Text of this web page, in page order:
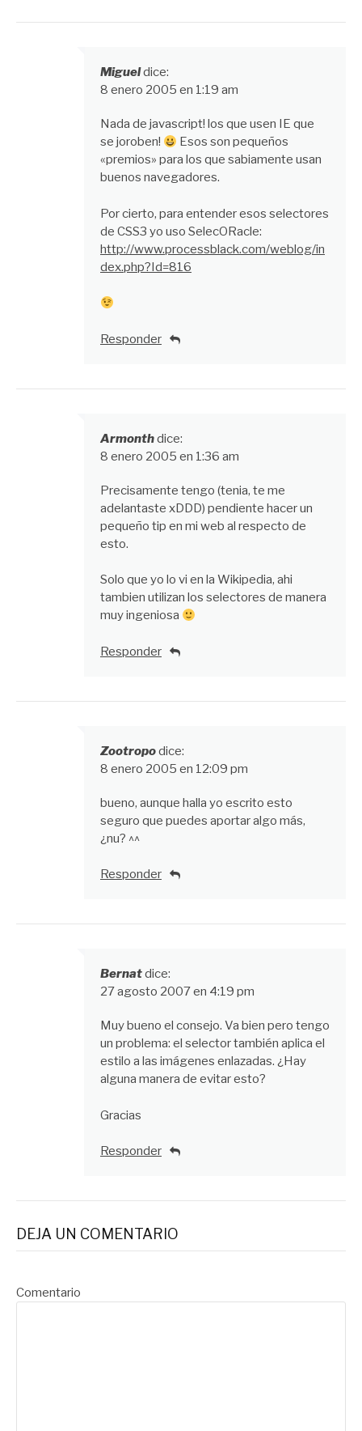
Migueldice:
8 enero 2005 en 1:19 am
Nada de javascript! los que usen IE que
se joroben!
Esos son pequeños
«premios» para los que sabiamente usan
buenos navegadores.
Por cierto, para entender esos selectores
de CSS3 yo uso SelecORacle:
http://www.processblack.com/weblog/in
dex.php?Id=816
Responder
Armonthdice:
8 enero 2005 en 1:36 am
Precisamente tengo (tenia, te me
adelantaste xDDD) pendiente hacer un
pequeño tip en mi web al respecto de
esto.
Solo que yo lo vi en la Wikipedia, ahi
tambien utilizan los selectores de manera
muy ingeniosa
Responder
Zootropodice:
8 enero 2005 en 12:09 pm
bueno, aunque halla yo escrito esto
seguro que puedes aportar algo más,
¿nu? ^^
Responder
Bernatdice:
27 agosto 2007 en 4:19 pm
Muy bueno el consejo. Va bien pero tengo
un problema: el selector también aplica el
estilo a las imágenes enlazadas. ¿Hay
alguna manera de evitar esto?
Gracias
Responder
DEJA UN COMENTARIO
Comentario